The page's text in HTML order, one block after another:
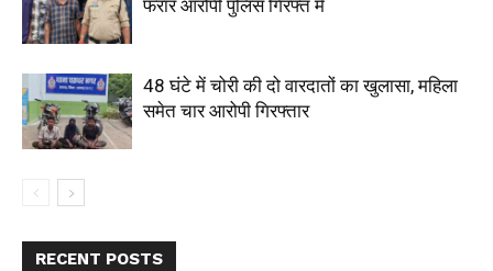
फरार आरोपी पुलिस गिरफ्त में
48 घंटे में चोरी की दो वारदातों का खुलासा, महिला
समेत चार आरोपी गिरफ्तार
RECENT POSTS